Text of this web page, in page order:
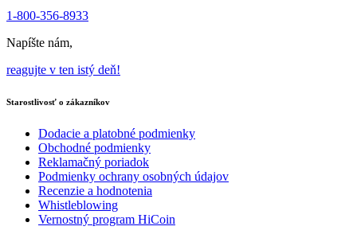
1-800-356-8933
Napíšte nám,
reagujte v ten istý deň!
Starostlivosť o zákazníkov
Dodacie a platobné podmienky
Obchodné podmienky
Reklamačný poriadok
Podmienky ochrany osobných údajov
Recenzie a hodnotenia
Whistleblowing
Vernostný program HiCoin